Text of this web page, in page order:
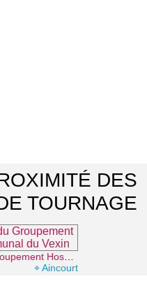
DES
TOURNAGE
⌖ Aincourt